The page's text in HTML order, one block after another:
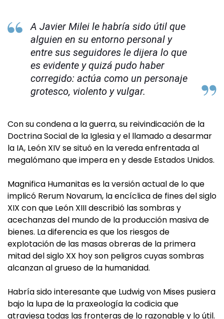
A Javier Milei le habría sido útil que
alguien en su entorno personal y
entre sus seguidores le dijera lo que
es evidente y quizá pudo haber
corregido: actúa como un personaje
grotesco, violento y vulgar.
Con su condena a la guerra, su reivindicación de la
Doctrina Social de la Iglesia y el llamado a desarmar
la IA, León XIV se situó en la vereda enfrentada al
megalómano que impera en y desde Estados Unidos.
Magnifica Humanitas es la versión actual de lo que
implicó Rerum Novarum, la encíclica de fines del siglo
XIX con que León XIII describió las sombras y
acechanzas del mundo de la producción masiva de
bienes. La diferencia es que los riesgos de
explotación de las masas obreras de la primera
mitad del siglo XX hoy son peligros cuyas sombras
alcanzan al grueso de la humanidad.
Habría sido interesante que Ludwig von Mises pusiera
bajo la lupa de la praxeología la codicia que
atraviesa todas las fronteras de lo razonable y lo útil.